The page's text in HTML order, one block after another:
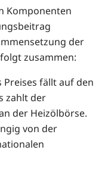
Komponenten
der
zusammen:
Preises fällt auf den
zahlt der
der Heizölbörse.
von der